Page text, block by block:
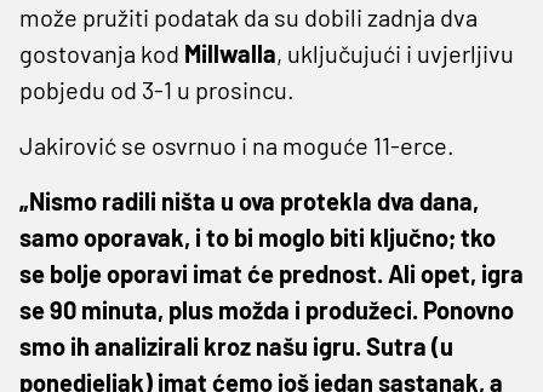
može pružiti podatak da su dobili zadnja dva
gostovanja kod Millwalla, uključujući i uvjerljivu
pobjedu od 3-1 u prosincu.
Jakirović se osvrnuo i na moguće 11-erce.
„Nismo radili ništa u ova protekla dva dana,
samo oporavak, i to bi moglo biti ključno; tko
se bolje oporavi imat će prednost. Ali opet, igra
se 90 minuta, plus možda i produžeci. Ponovno
smo ih analizirali kroz našu igru. Sutra (u
ponedjeljak) imat ćemo još jedan sastanak, a